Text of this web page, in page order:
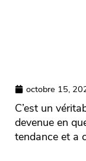
octobre 15,
C’est un
devenue en
tendance et a